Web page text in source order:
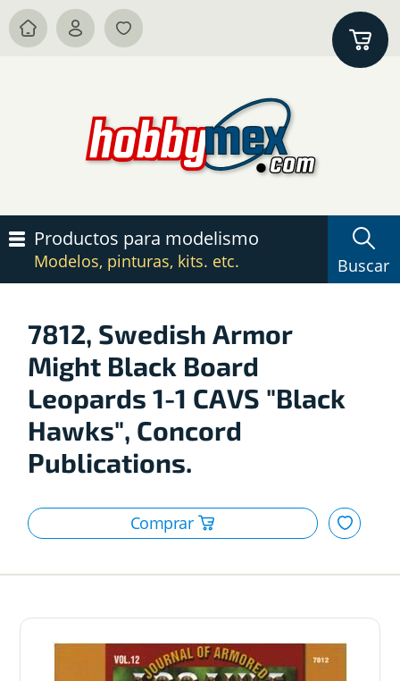
7812, Swedish Armor
Might Black Board
Leopards 1-1 CAVS "Black
Hawks", Concord
Publications.
Productos para modelismo
Modelos, pinturas, kits. etc. Buscar